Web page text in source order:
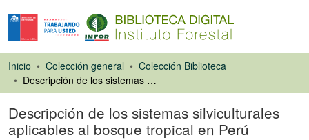
Inicio Colección general
Colección Biblioteca
Descripción de los sistemas silviculturales aplicables al bosque tropical en Perú
Descripción de los sistemas silviculturales
aplicables al bosque tropical en Perú